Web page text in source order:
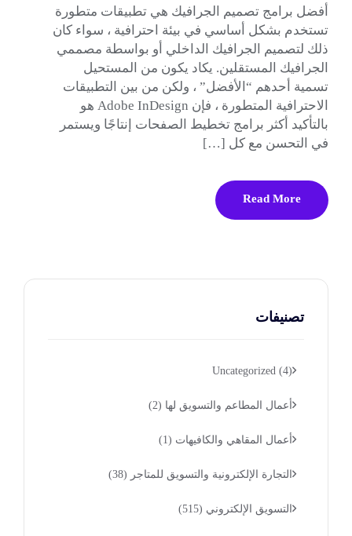
أفضل برامج تصميم الجرافيك هي تطبيقات متطورة
تستخدم بشكل أساسي في بيئة احترافية ، سواء كان
ذلك لتصميم الجرافيك الداخلي أو بواسطة مصممي
الجرافيك المستقلين. يكاد يكون من المستحيل
تسمية أحدهم “الأفضل” ، ولكن من بين التطبيقات
الاحترافية المتطورة ، فإن Adobe InDesign هو
بالتأكيد أكثر برامج تخطيط الصفحات إنتاجًا ويستمر
في التحسن مع كل […]
Read More
تصنيفات
Uncategorized (4)
أعمال المطاعم والتسويق لها (2)
أعمال المقاهي والكافيهات (1)
التجارة الإلكترونية والتسويق للمتاجر (38)
التسويق الإلكتروني (515)